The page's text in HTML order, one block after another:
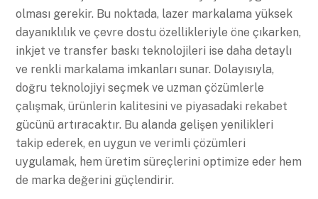
olması gerekir. Bu noktada, lazer markalama yüksek
dayanıklılık ve çevre dostu özellikleriyle öne çıkarken,
inkjet ve transfer baskı teknolojileri ise daha detaylı
ve renkli markalama imkanları sunar. Dolayısıyla,
doğru teknolojiyi seçmek ve uzman çözümlerle
çalışmak, ürünlerin kalitesini ve piyasadaki rekabet
gücünü artıracaktır. Bu alanda gelişen yenilikleri
takip ederek, en uygun ve verimli çözümleri
uygulamak, hem üretim süreçlerini optimize eder hem
de marka değerini güçlendirir.